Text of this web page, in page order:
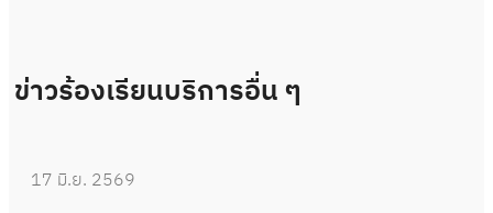
ข่าวร้องเรียนบริการอื่น ๆ
17 มิ.ย. 2569